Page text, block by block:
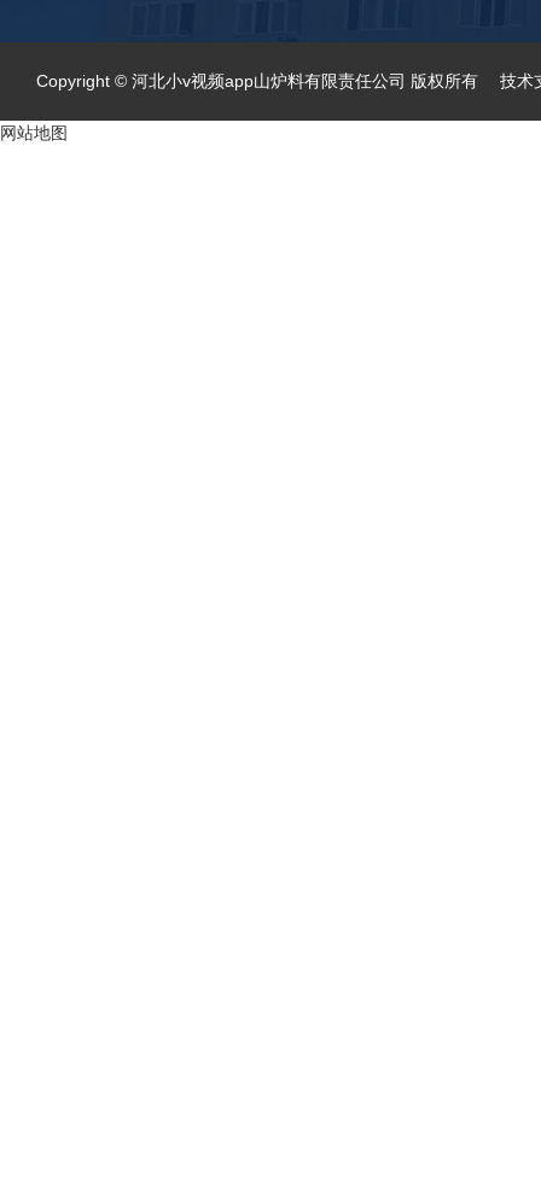
Copyright © 河北小v视频app山炉料有限责任公司 版权所有 技术支持
网站地图